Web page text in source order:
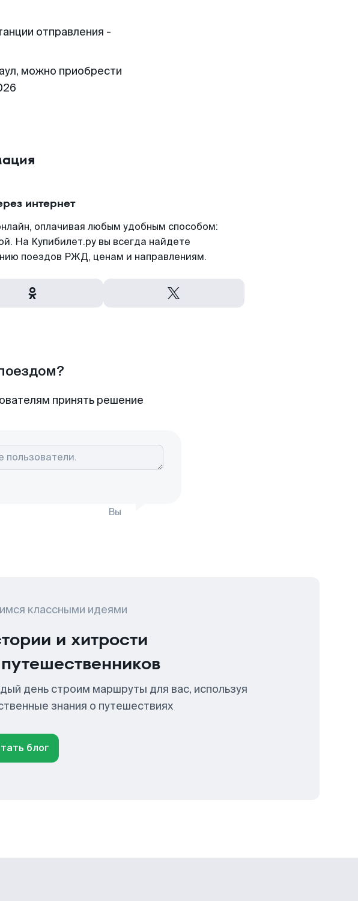
отправления -
можно приобрести
интернет
оплачивая любым удобным способом:
На Купибилет.ру вы всегда найдете
поездов РЖД, ценам и направлениям.
принять решение
Вы
классными идеями
и хитрости
день строим маршруты для вас, используя
знания о путешествиях
блог